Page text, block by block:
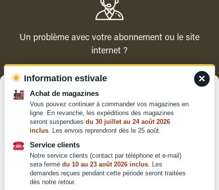
Pour offrir les meilleures expériences, nous utilisons des technologies
telles que les cookies pour stocker et/ou accéder aux informations des
appareils. Le fait de consentir à ces technologies nous permettra de
traiter des données telles que le comportement de navigation ou les ID
uniques sur ce site. Le fait de ne pas consentir ou de retirer son
consentement peut avoir un effet négatif sur certaines caractéristiques
et fonctions.
Un problème avec votre abonnement ou le site
internet ?
Contacter le service client
Mentions légales
Conditions générales de
vente et d'utilisation
×
Information estivale
Achat de magazines
Vous pouvez continuer à commander vos magazines en
ligne. En revanche, les expéditions des magazines
seront suspendues du 30 juillet au 24 août 2026
inclus. Les envois reprendront dès le 25 août.
Service clients
Notre service clients (contact par téléphone et e-mail)
sera fermé du 10 au 23 août 2026 inclus. Les
demandes reçues pendant cette période seront traitées
dès notre retour.